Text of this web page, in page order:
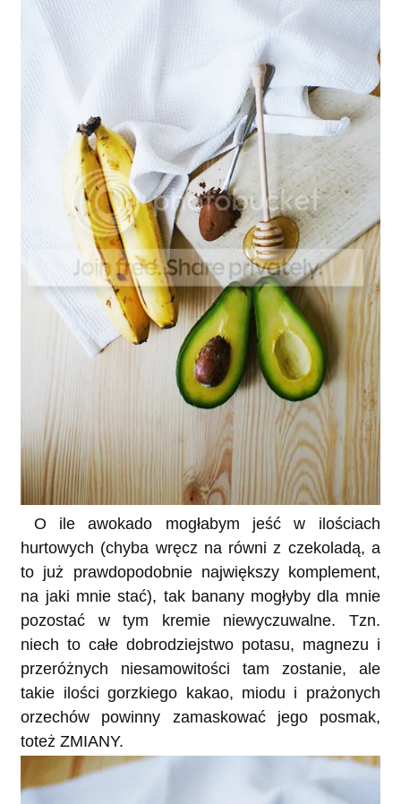
O ile awokado mogłabym jeść w ilościach
hurtowych (chyba wręcz na równi z czekoladą, a
to już prawdopodobnie największy komplement,
na jaki mnie stać), tak banany mogłyby dla mnie
pozostać w tym kremie niewyczuwalne. Tzn.
niech to całe dobrodziejstwo potasu, magnezu i
przeróżnych niesamowitości tam zostanie, ale
takie ilości gorzkiego kakao, miodu i prażonych
orzechów powinny zamaskować jego posmak,
toteż ZMIANY.